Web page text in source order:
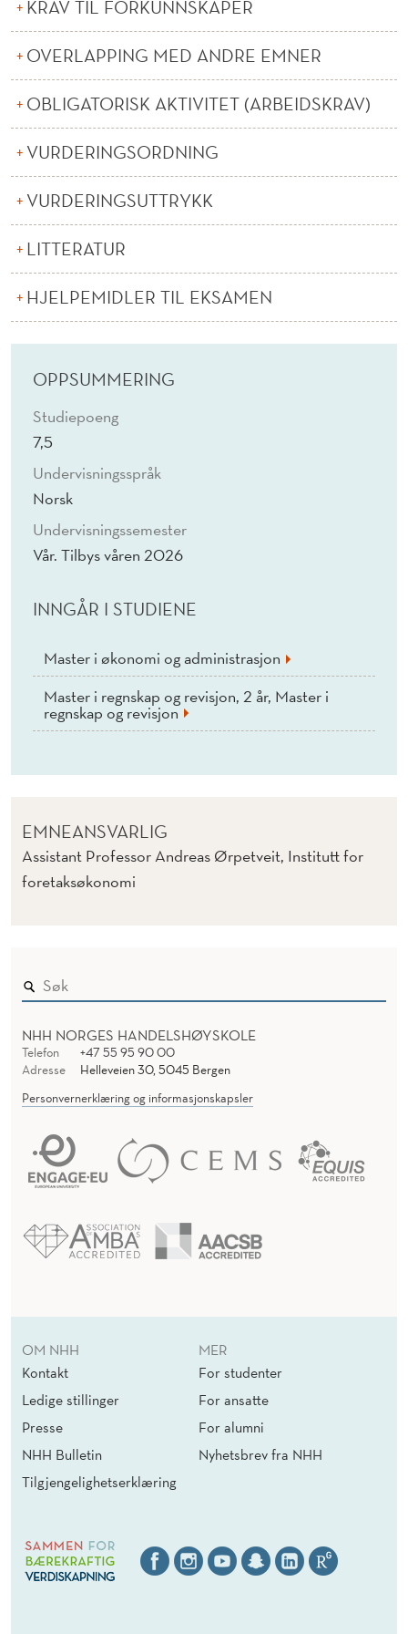
A
A
Y
S
N
KRAV TIL FORKUNNSKAPER
OVERLAPPING MED ANDRE EMNER
OBLIGATORISK AKTIVITET (ARBEIDSKRAV)
VURDERINGSORDNING
VURDERINGSUTTRYKK
LITTERATUR
HJELPEMIDLER TIL EKSAMEN
OPPSUMMERING
Studiepoeng
7,5
Undervisningsspråk
Norsk
Undervisningssemester
Vår. Tilbys våren 2026
INNGÅR I STUDIENE
Master i økonomi og administrasjon
Master i regnskap og revisjon, 2 år, Master i
regnskap og revisjon
EMNEANSVARLIG
Assistant Professor Andreas Ørpetveit, Institutt for
foretaksøkonomi
NHH NORGES HANDELSHØYSKOLE
Telefon
+47 55 95 90 00
Adresse
Helleveien 30, 5045 Bergen
Personvernerklæring og informasjonskapsler
OM NHH
Kontakt
Ledige stillinger
Presse
NHH Bulletin
Tilgjengelighetserklæring
MER
For studenter
For ansatte
For alumni
Nyhetsbrev fra NHH